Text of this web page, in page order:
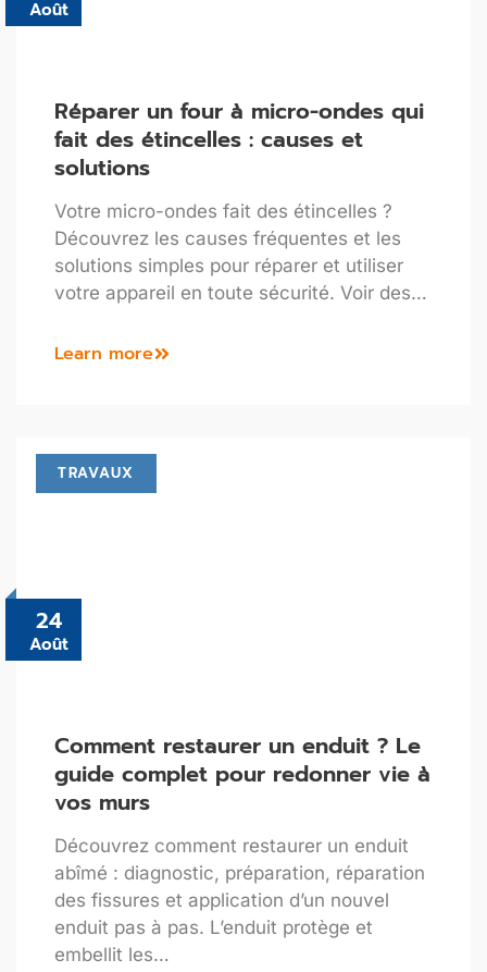
Août
Réparer un four à micro-ondes qui
fait des étincelles : causes et
solutions
Votre micro-ondes fait des étincelles ?
Découvrez les causes fréquentes et les
solutions simples pour réparer et utiliser
votre appareil en toute sécurité. Voir des…
Learn more
24
Août
TRAVAUX
Comment restaurer un enduit ? Le
guide complet pour redonner vie à
vos murs
Découvrez comment restaurer un enduit
abîmé : diagnostic, préparation, réparation
des fissures et application d’un nouvel
enduit pas à pas. L’enduit protège et
embellit les…